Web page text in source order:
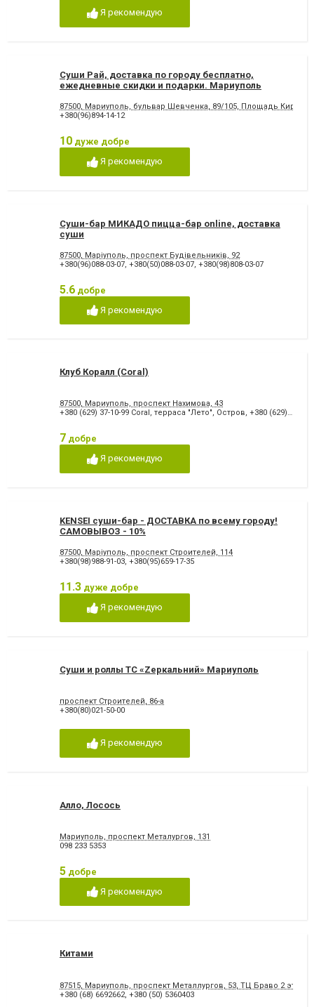
Я рекомендую
Суши Рай, доставка по городу бесплатно,
ежедневные скидки и подарки. Мариуполь
87500, Мариуполь, бульвар Шевченка, 89/105, Площадь Кирова
+380(96)894-14-12
10 дуже добре
Я рекомендую
Суши-бар МИКАДО пицца-бар online, доставка
суши
87500, Маріуполь, проспект Будівельників, 92
+380(96)088-03-07, +380(50)088-03-07, +380(98)808-03-07
5.6 добре
Я рекомендую
Клуб Коралл (Coral)
87500, Мариуполь, проспект Нахимова, 43
+380 (629) 37-10-99 Coral, терраса "Лето", Остров, +380 (629) 37-21-05 Coral, терраса "Лето", Остров
7 добре
Я рекомендую
KENSEI суши-бар - ДОСТАВКА по всему городу!
САМОВЫВОЗ - 10%
87500, Маріуполь, проспект Строителей, 114
+380(98)988-91-03, +380(95)659-17-35
11.3 дуже добре
Я рекомендую
Суши и роллы ТС «Zеркальний» Мариуполь
проспект Строителей, 86-а
+380(80)021-50-00
Я рекомендую
Алло, Лосось
Мариуполь, проспект Металургов, 131
098 233 5353
5 добре
Я рекомендую
Китами
87515, Мариуполь, проспект Металлургов, 53, ТЦ Браво 2 этаж
+380 (68) 6692662 +380 (50) 5360403